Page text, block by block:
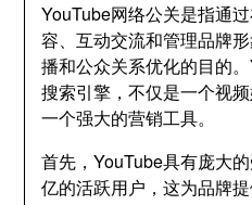
YouTube网络公关是指通
容、互动交流和管理品牌
播和公众关系优化的目的
搜索引擎，不仅是一个视
一个强大的营销工具。
首先，YouTube具有庞大
亿的活跃用户，这为品牌